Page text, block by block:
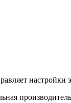
настройки